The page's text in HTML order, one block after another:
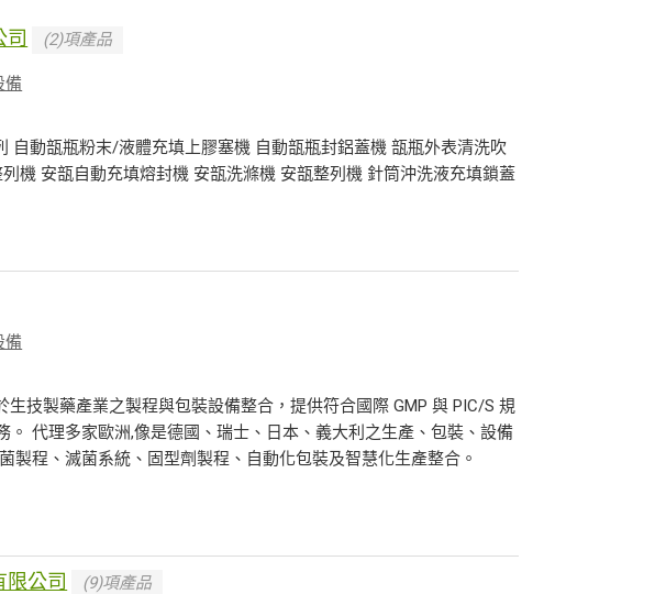
司 (2)項產品
備
自動瓿瓶粉末/液體充填上膠塞機 自動瓿瓶封鋁蓋機 瓿瓶外表清洗吹
機 安瓿自動充填熔封機 安瓿洗滌機 安瓿整列機 針筒沖洗液充填鎖蓋
備
於生技製藥產業之製程與包裝設備整合，提供符合國際 GMP 與 PIC/S 規
。 代理多家歐洲,像是德國、瑞士、日本、義大利之生產、包裝、設備
製程、滅菌系統、固型劑製程、自動化包裝及智慧化生產整合。
限公司 (9)項產品